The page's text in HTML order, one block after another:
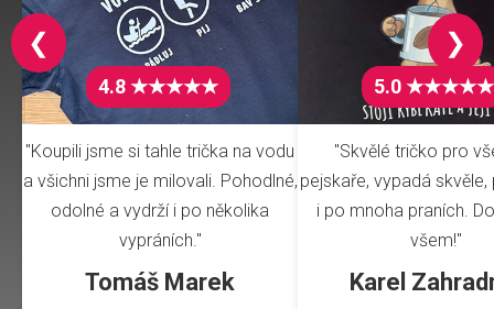
4.8 ★★★★★
"Koupili jsme si tahle trička na vodu
a všichni jsme je milovali. Pohodlné,
odolné a vydrží i po několika
vypráních."
Tomáš Marek
5.0 ★★★★★
"Skvělé tričko pro
pejskaře, vypadá
i po mnoha praních.
všem!"
Karel
❮ ❯